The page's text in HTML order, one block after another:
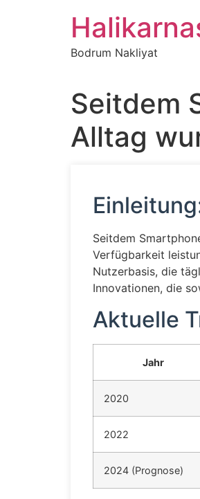
Bodrum Nakliyat
Seitdem
Alltag
Seitdem
Verfügbarkeit
Nutzerbasis, die
Innovationen, die
Aktuelle
Jahr
2020
2022
2024 (Prognose)